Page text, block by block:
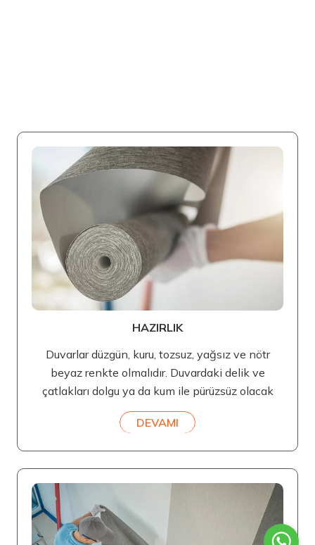
HAZIRLIK
Duvarlar düzgün, kuru, tozsuz, yağsız ve nötr
beyaz renkte olmalıdır. Duvardaki delik ve
çatlakları dolgu ya da kum ile pürüzsüz olacak
DEVAMI